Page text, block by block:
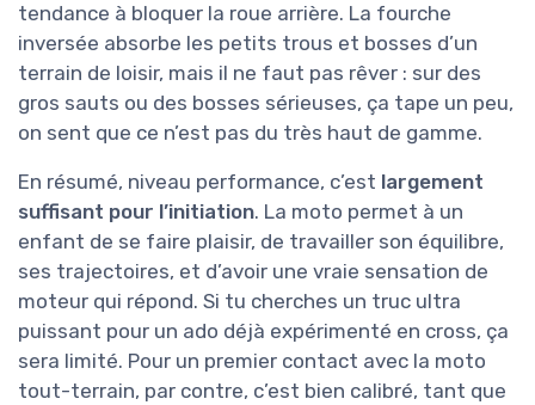
tendance à bloquer la roue arrière. La fourche
inversée absorbe les petits trous et bosses d’un
terrain de loisir, mais il ne faut pas rêver : sur des
gros sauts ou des bosses sérieuses, ça tape un peu,
on sent que ce n’est pas du très haut de gamme.
En résumé, niveau performance, c’est largement
suffisant pour l’initiation. La moto permet à un
enfant de se faire plaisir, de travailler son équilibre,
ses trajectoires, et d’avoir une vraie sensation de
moteur qui répond. Si tu cherches un truc ultra
puissant pour un ado déjà expérimenté en cross, ça
sera limité. Pour un premier contact avec la moto
tout-terrain, par contre, c’est bien calibré, tant que